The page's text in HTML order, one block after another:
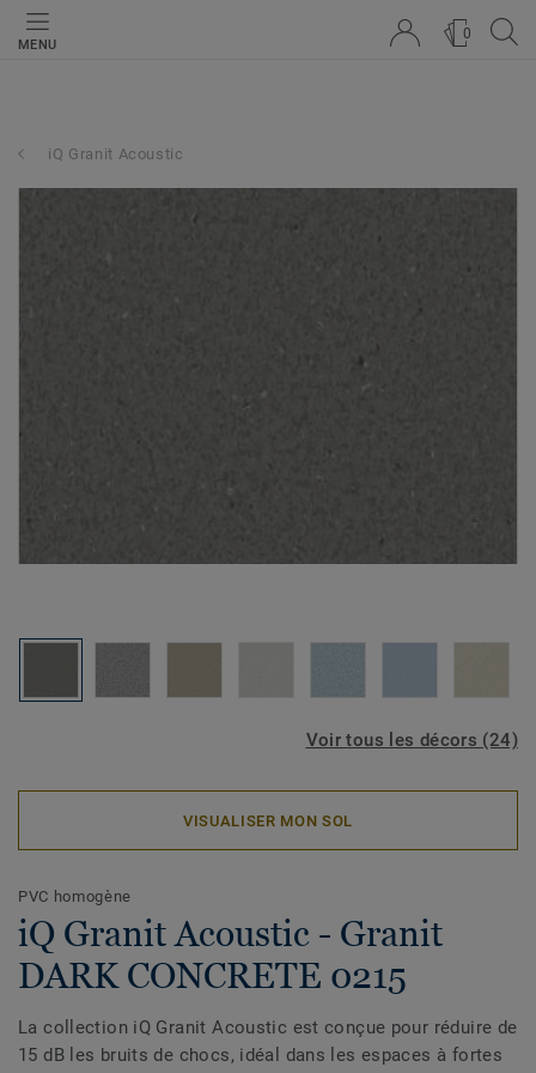
MENU
0
iQ Granit Acoustic
Voir tous les décors (24)
VISUALISER MON SOL
PVC homogène
iQ Granit Acoustic - Granit
DARK CONCRETE 0215
La collection iQ Granit Acoustic est conçue pour réduire de
15 dB les bruits de chocs, idéal dans les espaces à fortes